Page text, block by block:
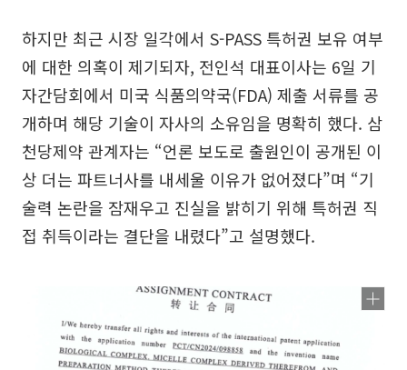
하지만 최근 시장 일각에서 S-PASS 특허권 보유 여부
에 대한 의혹이 제기되자, 전인석 대표이사는 6일 기
자간담회에서 미국 식품의약국(FDA) 제출 서류를 공
개하며 해당 기술이 자사의 소유임을 명확히 했다. 삼
천당제약 관계자는 “언론 보도로 출원인이 공개된 이
상 더는 파트너사를 내세울 이유가 없어졌다”며 “기
술력 논란을 잠재우고 진실을 밝히기 위해 특허권 직
접 취득이라는 결단을 내렸다”고 설명했다.